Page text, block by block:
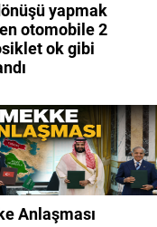
dönüşü yapmak
otomobile 2
ok gibi
Anlaşması